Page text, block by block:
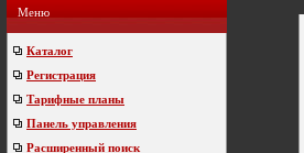
Меню
Каталог
Регистрация
Тарифные планы
Панель управления
Расширенный поиск